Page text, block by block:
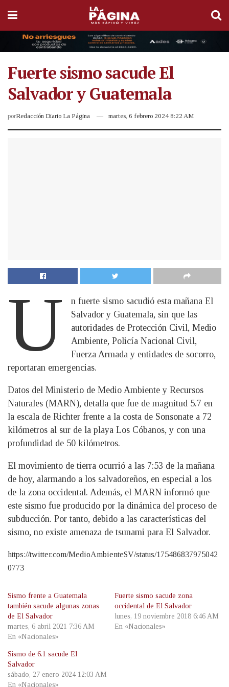
Fuerte sismo sacude El
Salvador y Guatemala
porRedacción Diario La Página martes, 6 febrero 2024 8:22 AM
U
n fuerte sismo sacudió esta mañana El
Salvador y Guatemala, sin que las
autoridades de Protección Civil, Medio
Ambiente, Policía Nacional Civil,
Fuerza Armada y entidades de socorro,
reportaran emergencias.
Datos del Ministerio de Medio Ambiente y Recursos
Naturales (MARN), detalla que fue de magnitud 5.7 en
la escala de Richter frente a la costa de Sonsonate a 72
kilómetros al sur de la playa Los Cóbanos, y con una
profundidad de 50 kilómetros.
El movimiento de tierra ocurrió a las 7:53 de la mañana
de hoy, alarmando a los salvadoreños, en especial a los
de la zona occidental. Además, el MARN informó que
este sismo fue producido por la dinámica del proceso de
subducción. Por tanto, debido a las características del
sismo, no existe amenaza de tsunami para El Salvador.
https://twitter.com/MedioAmbienteSV/status/175486837975042
0773
Sismo frente a Guatemala
también sacude algunas zonas
de El Salvador
martes, 6 abril 2021 7:36 AM
En «Nacionales»
Fuerte sismo sacude zona
occidental de El Salvador
lunes, 19 noviembre 2018 6:46 AM
En «Nacionales»
Sismo de 6.1 sacude El
Salvador
sábado, 27 enero 2024 12:03 AM
En «Nacionales»